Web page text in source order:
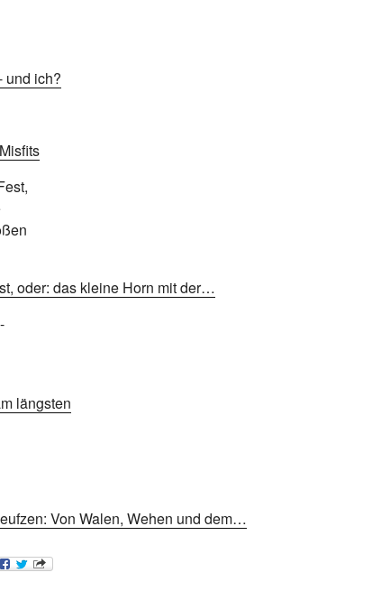
und ich?
oder: das kleine Horn mit der…
längsten
Von Walen, Wehen und dem…